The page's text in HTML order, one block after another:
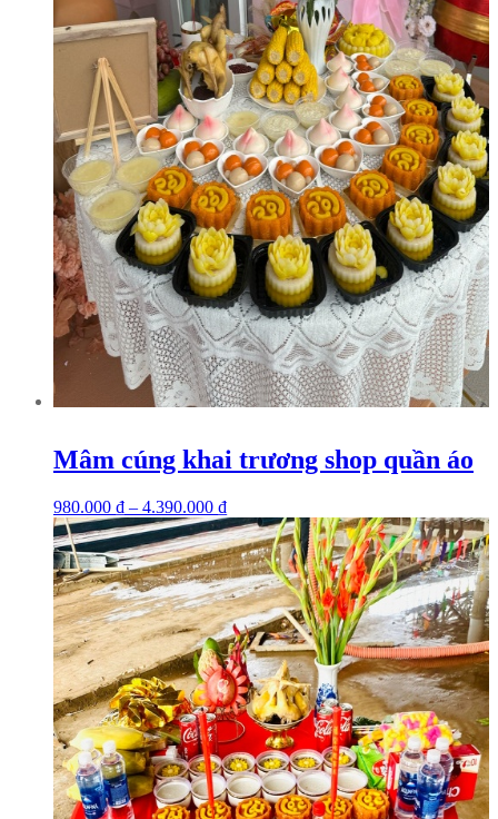
Mâm cúng khai trương shop quần áo
980.000 ₫ – 4.390.000 ₫